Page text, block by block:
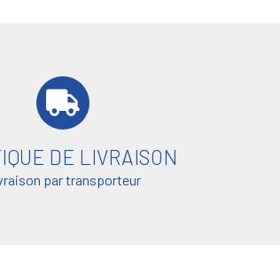
DE LIVRAISON
par transporteur